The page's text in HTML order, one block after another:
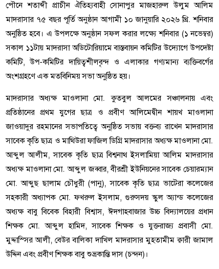
পৌনে শতাব্দী প্রাচীন ঐতিহ্যবাহী সোনাপুর মাজহারুল উলুম আলিম
মাদরাসার ৭৫ বছর পূর্তি অনুষ্ঠান আগামী ১০ জানুয়ারি ২০২৬ খ্রি. শনিবার
অনুষ্ঠিত হবে। এ উপলক্ষে অনুষ্ঠান সফল করার লক্ষ্যে শনিবার (১ নভেম্বর)
সকাল ১১টায় মাদরাসা অডিটোরিয়ামে বাস্তবায়ন কমিটির উদ্যোগে উপদেষ্টা
কমিটি, উপ-কমিটির দায়িত্বশীলবৃন্দ ও এলাকার গণ্যমান্য ব্যক্তিবর্গের
অংশগ্রহণে এক মতবিনিময় সভা অনুষ্ঠিত হয়।
মাদরাসার অধ্যক্ষ মাওলানা মো. কুতবুল আলমের সঞ্চালনায় এবং
প্রতিষ্ঠানের প্রথম যুগের ছাত্র ও প্রবীণ আলিমেদ্বীন শায়খ মাওলানা
জাওয়াদুর রহমানের সভাপতিত্বে অনুষ্ঠিত সভায় বক্তব্য রাখেন মাদরাসার
সাবেক কৃতি ছাত্র ও মাথিউরা ফাজিল ডিগ্রি মাদরাসার অধ্যক্ষ মাওলানা মো.
আব্দুল আলীম, সাবেক কৃতি ছাত্র বিশ্বনাথ ইসলামিয়া আলিম মাদরাসার
অধ্যক্ষ মাওলানা মো. আব্দুল জব্বার, বীরশ্রী ইউনিয়নের সাবেক চেয়ারম্যান
মো. আব্দুছ ছালাম চৌধুরী (পানু), সাবেক কৃতি ছাত্র ভাটেরা কলেজের
সহকারী অধ্যাপক মো. ফখরুল ইসলাম, গুরুসদয় স্কুল অ্যান্ড কলেজের
অধ্যক্ষ বাবু বিবেক বিহারী বিশ্বাস, ঈদগাহবাজার উচ্চ বিদ্যালয়ের প্রধান
শিক্ষক মো. আব্দুল হামিদ, সাবেক শিক্ষক ও যুক্তরাজ্য প্রবাসী মো.
মুদ্দাস্সির আলী, বেউর বালিকা দাখিল মাদরাসার মুহতামীম ক্বারী জামাল
উদ্দিন এবং প্রবীণ শিক্ষক বাবু শুভ্রকান্তি দাস (চন্দন)।